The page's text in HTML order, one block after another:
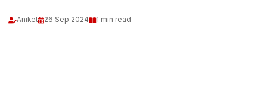
Aniket 26 Sep 2024 1 min read